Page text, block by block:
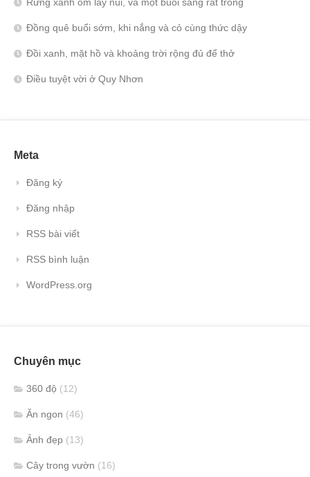
Đồng quê buổi sớm, khi nắng và cỏ cùng thức dậy
Đồi xanh, mặt hồ và khoảng trời rộng đủ để thở
Điều tuyệt vời ở Quy Nhơn
Meta
Đăng ký
Đăng nhập
RSS bài viết
RSS bình luận
WordPress.org
Chuyên mục
360 độ (12)
Ăn ngon (46)
Ảnh đẹp (13)
Cây trong vườn (16)